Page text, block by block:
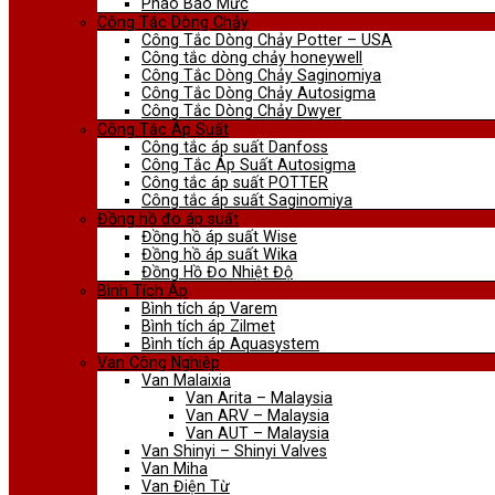
Phao Báo Mức
Công Tắc Dòng Chảy
Công Tắc Dòng Chảy Potter – USA
Công tắc dòng chảy honeywell
Công Tắc Dòng Chảy Saginomiya
Công Tắc Dòng Chảy Autosigma
Công Tắc Dòng Chảy Dwyer
Công Tắc Áp Suất
Công tắc áp suất Danfoss
Công Tắc Áp Suất Autosigma
Công tắc áp suất POTTER
Công tắc áp suất Saginomiya
Đồng hồ đo áp suất
Đồng hồ áp suất Wise
Đồng hồ áp suất Wika
Đồng Hồ Đo Nhiệt Độ
Bình Tích Áp
Bình tích áp Varem
Bình tích áp Zilmet
Bình tích áp Aquasystem
Van Công Nghiệp
Van Malaixia
Van Arita – Malaysia
Van ARV – Malaysia
Van AUT – Malaysia
Van Shinyi – Shinyi Valves
Van Miha
Van Điện Từ